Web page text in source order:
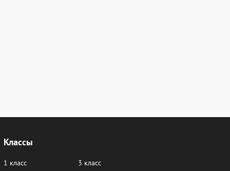
Классы
1 класс
3 класс